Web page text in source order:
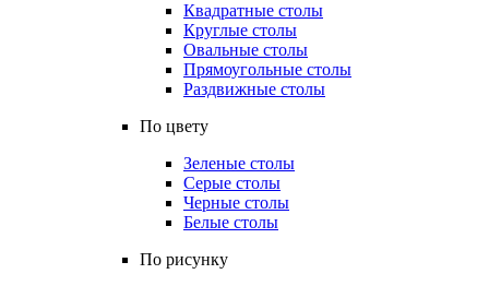
Квадратные столы
Круглые столы
Овальные столы
Прямоугольные столы
Раздвижные столы
По цвету
Зеленые столы
Серые столы
Черные столы
Белые столы
По рисунку